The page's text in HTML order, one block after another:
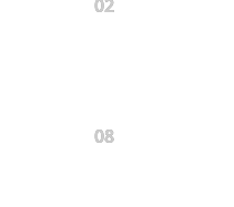
02
08